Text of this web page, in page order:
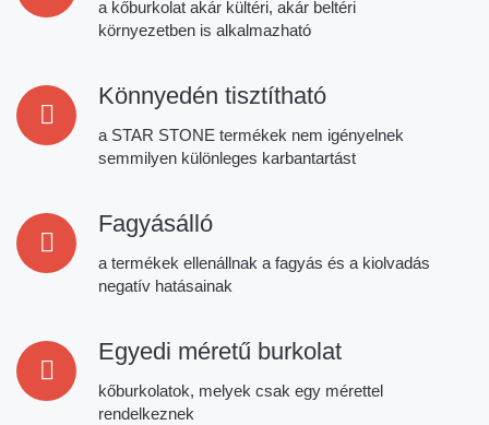
a kőburkolat akár kültéri, akár beltéri
környezetben is alkalmazható
Könnyedén tisztítható
a STAR STONE termékek nem igényelnek
semmilyen különleges karbantartást
Fagyásálló
a termékek ellenállnak a fagyás és a kiolvadás
negatív hatásainak
Egyedi méretű burkolat
kőburkolatok, melyek csak egy mérettel
rendelkeznek